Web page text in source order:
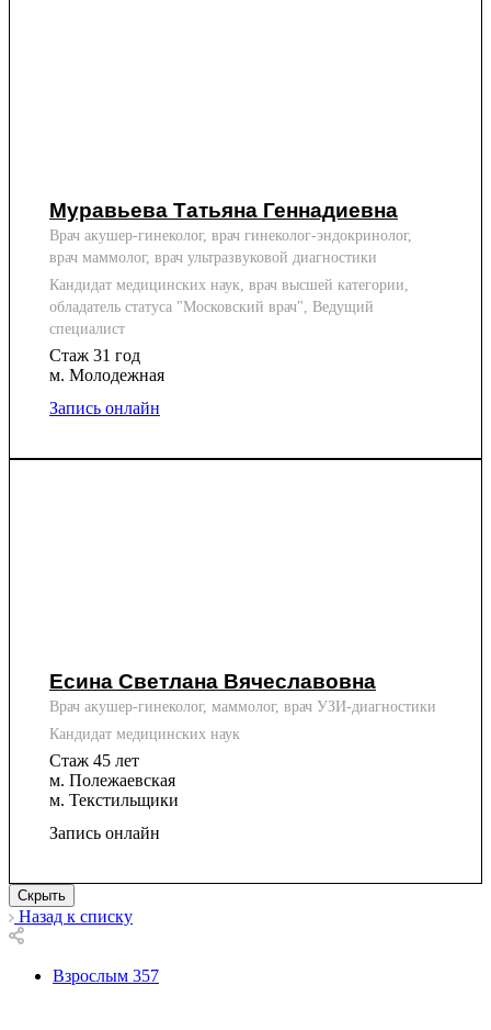
Муравьева Татьяна Геннадиевна
Врач акушер-гинеколог, врач гинеколог-эндокринолог,
врач маммолог, врач ультразвуковой диагностики
Кандидат медицинских наук, врач высшей категории,
обладатель статуса "Московский врач", Ведущий
специалист
Стаж 31 год
м. Молодежная
Запись онлайн
Есина Светлана Вячеславовна
Врач акушер-гинеколог, маммолог, врач УЗИ-диагностики
Кандидат медицинских наук
Стаж 45 лет
м. Полежаевская
м. Текстильщики
Запись онлайн
Скрыть
Назад к списку
Взрослым 357